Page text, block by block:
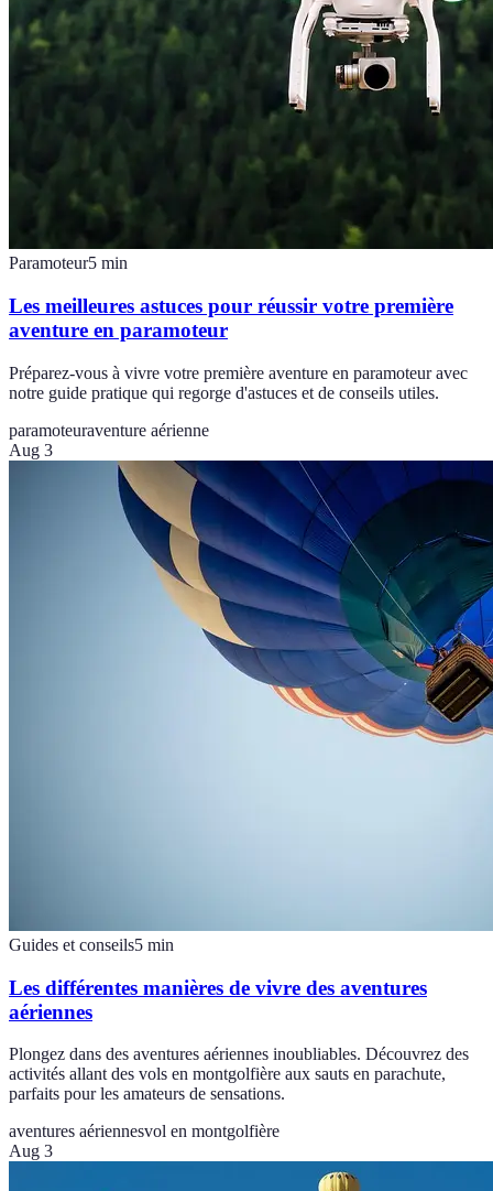
Paramoteur5 min
Les meilleures astuces pour réussir votre première
aventure en paramoteur
Préparez-vous à vivre votre première aventure en paramoteur avec
notre guide pratique qui regorge d'astuces et de conseils utiles.
paramoteuraventure aérienne
Aug 3
Guides et conseils5 min
Les différentes manières de vivre des aventures
aériennes
Plongez dans des aventures aériennes inoubliables. Découvrez des
activités allant des vols en montgolfière aux sauts en parachute,
parfaits pour les amateurs de sensations.
aventures aériennesvol en montgolfière
Aug 3